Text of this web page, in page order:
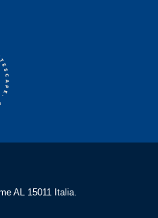
AL 15011 Italia.